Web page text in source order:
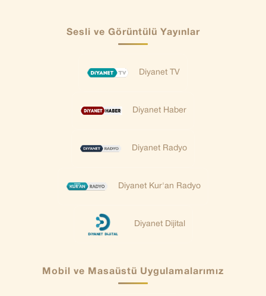
Sesli ve Görüntülü Yayınlar
Diyanet TV
Diyanet Haber
Diyanet Radyo
Diyanet Kur'an Radyo
Diyanet Dijital
Mobil ve Masaüstü Uygulamalarımız